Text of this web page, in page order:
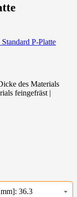
P-Platte
des Materials
feingefräst |
36.3